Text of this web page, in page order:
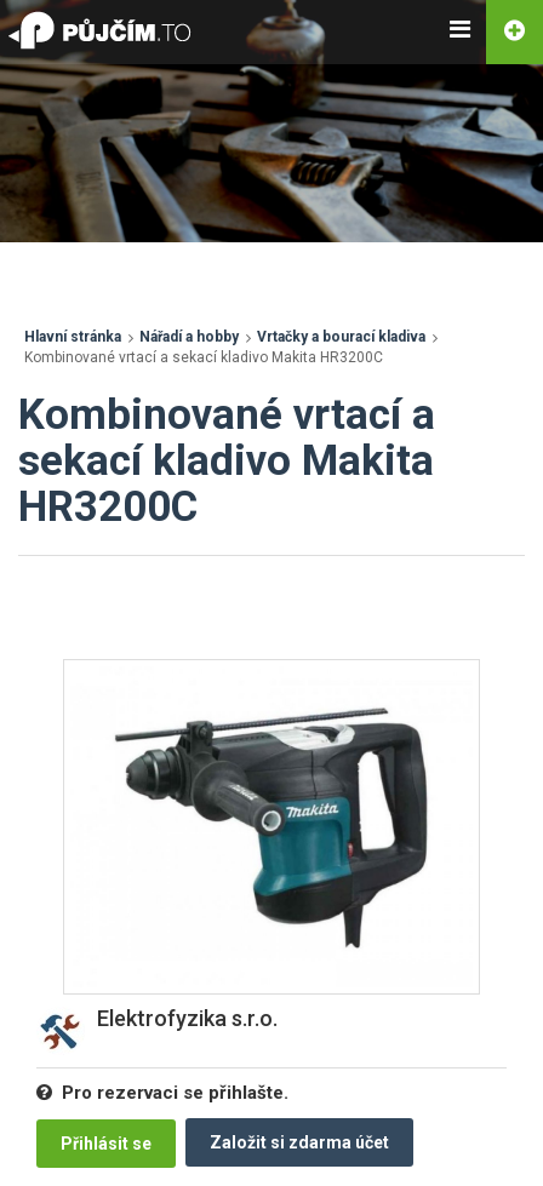
Hlavní stránka Nářadí a hobby
Vrtačky a bourací kladiva
Kombinované vrtací a sekací kladivo Makita HR3200C
Kombinované vrtací a
sekací kladivo Makita
HR3200C
Elektrofyzika s.r.o.
Pro rezervaci se přihlašte.
Přihlásit se Založit si zdarma účet